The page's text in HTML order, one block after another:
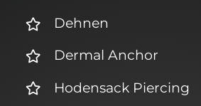
Dehnen
Dermal Anchor
Hodensack Piercing